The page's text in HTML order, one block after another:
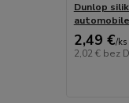
Dunlop
2,49 €/ks
2,02 € bez